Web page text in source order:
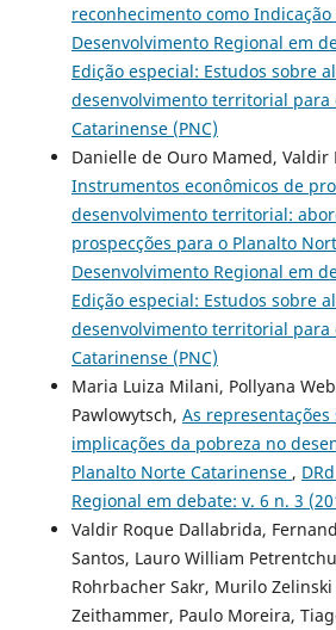
reconhecimento como Indicação
Desenvolvimento Regional em
Edição especial: Estudos sobre
desenvolvimento territorial para
Catarinense (PNC)
Danielle de Ouro Mamed, Valdir
Instrumentos econômicos de
desenvolvimento territorial:
prospecções para o Planalto
Desenvolvimento Regional em
Edição especial: Estudos sobre
desenvolvimento territorial para
Catarinense (PNC)
Maria Luiza Milani, Pollyana
Pawlowytsch, As representações
implicações da pobreza no
Planalto Norte Catarinense ,
Regional em debate: v. 6 n. 3
Valdir Roque Dallabrida,
Santos, Lauro William
Rohrbacher Sakr, Murilo
Zeithammer, Paulo Moreira,